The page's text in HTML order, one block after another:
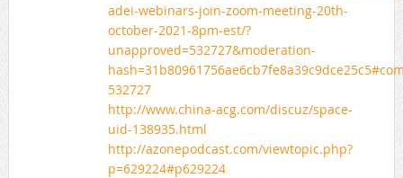
adei-webinars-join-zoom-meeting-20th-
october-2021-8pm-est/?
unapproved=532727&moderation-
532727
http://www.china-acg.com/discuz/space-
uid-138935.html
http://azonepodcast.com/viewtopic.php?
p=629224#p629224